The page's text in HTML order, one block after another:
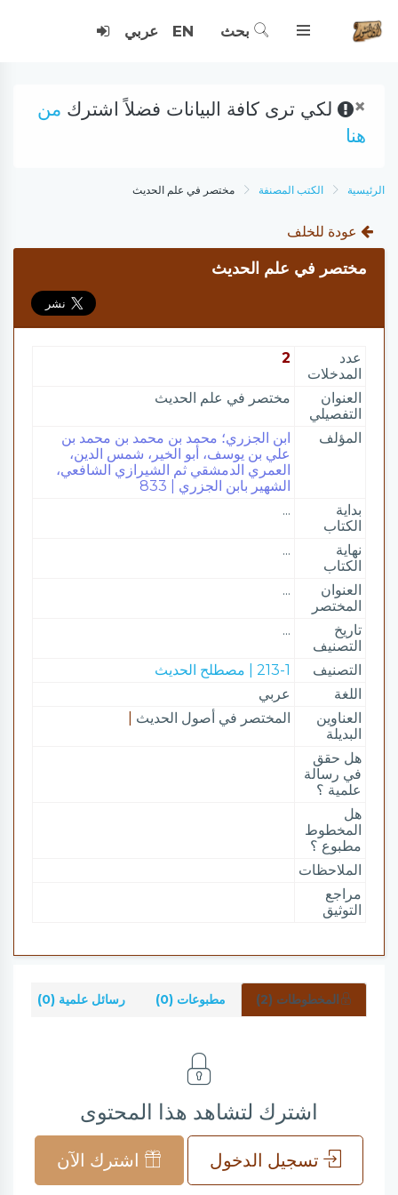
بحث EN عربي
× لكي ترى كافة البيانات فضلاً اشترك من
هنا
الرئيسية الكتب المصنفة مختصر في علم الحديث
عودة للخلف
مختصر في علم الحديث
عدد
المدخلات
2
العنوان
التفصيلي
مختصر في علم الحديث
المؤلف
ابن الجزري؛ محمد بن محمد بن محمد بن
علي بن يوسف، أبو الخير، شمس الدين،
العمري الدمشقي ثم الشيرازي الشافعي،
الشهير بابن الجزري | 833
بداية
الكتاب
...
نهاية
الكتاب
...
العنوان
المختصر
...
تاريخ
التصنيف
...
التصنيف
213-1 | مصطلح الحديث
اللغة
عربي
العناوين
البديلة
المختصر في أصول الحديث
هل حقق
في رسالة
علمية ؟
هل
المخطوط
مطبوع ؟
الملاحظات
مراجع
التوثيق
المخطوطات (2) مطبوعات (0) رسائل علمية (0)
اشترك لتشاهد هذا المحتوى
تسجيل الدخول اشترك الآن